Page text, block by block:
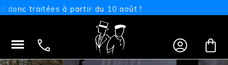
traitées à partir du 10 août !
   